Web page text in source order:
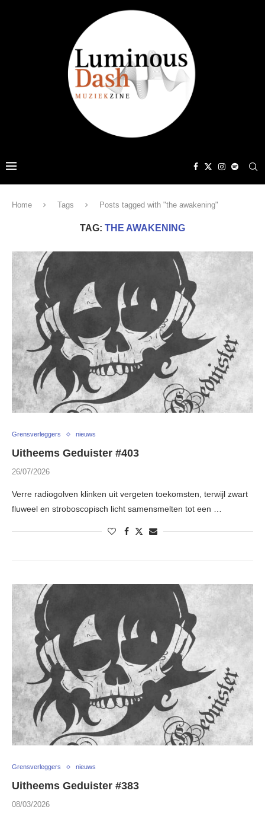
Home Tags Posts tagged with "the awakening"
TAG: THE AWAKENING
Grensverleggers nieuws
Uitheems Geduister #403
26/07/2026
Verre radiogolven klinken uit vergeten toekomsten, terwijl zwart
fluweel en stroboscopisch licht samensmelten tot een …
Grensverleggers nieuws
Uitheems Geduister #383
08/03/2026